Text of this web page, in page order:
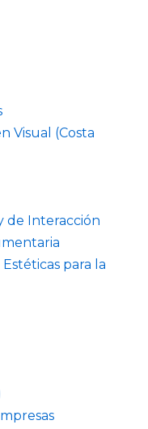
Visual (Costa
de Interacción
para la